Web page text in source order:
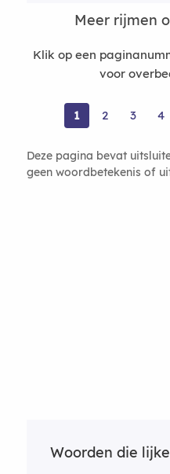
Meer rijmen
Klik op een
voor
1 2 3 4
Deze pagina bevat
geen woordbetekenis of
Woorden die